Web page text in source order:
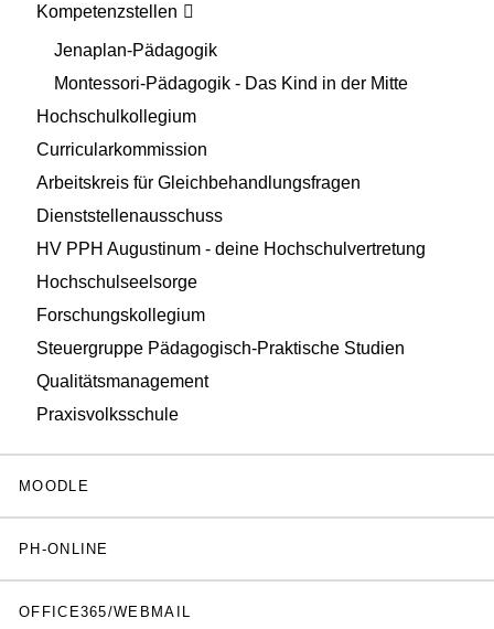
Kompetenzstellen
Jenaplan-Pädagogik
Montessori-Pädagogik - Das Kind in der Mitte
Hochschulkollegium
Curricularkommission
Arbeitskreis für Gleichbehandlungsfragen
Dienststellenausschuss
HV PPH Augustinum - deine Hochschulvertretung
Hochschulseelsorge
Forschungskollegium
Steuergruppe Pädagogisch-Praktische Studien
Qualitätsmanagement
Praxisvolksschule
MOODLE
PH-ONLINE
OFFICE365/WEBMAIL